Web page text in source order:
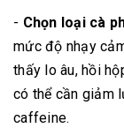
- Chọn loại cà
mức độ nhạy
thấy lo âu, hồi
có thể cần giảm
caffeine.